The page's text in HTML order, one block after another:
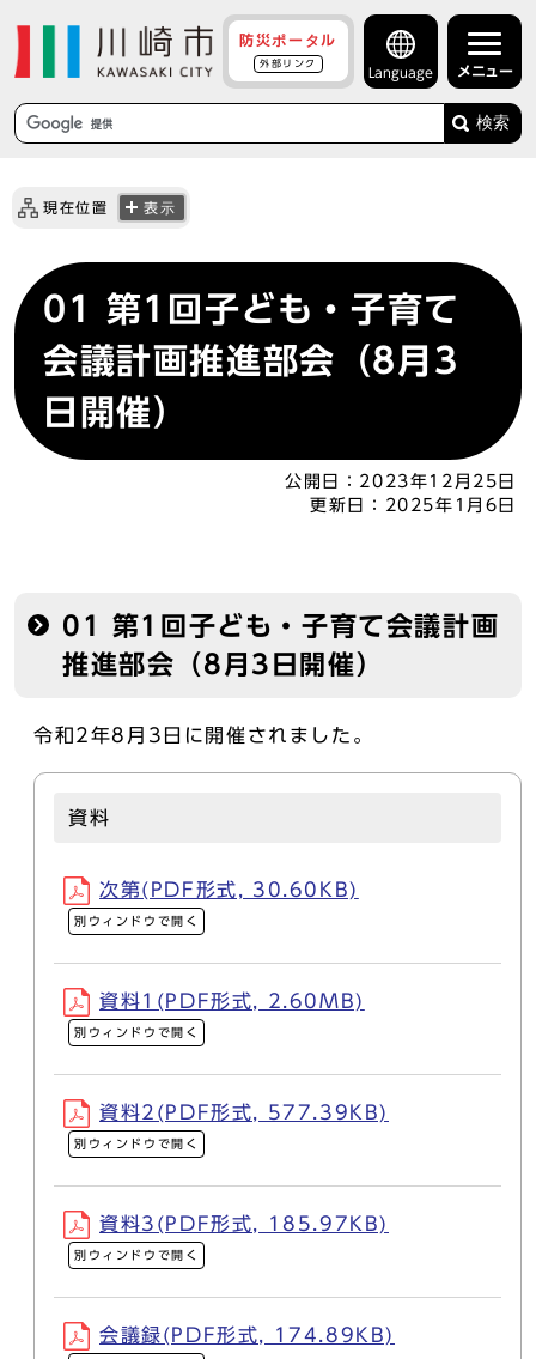
防災ポータル
外部リンク
Language メニュー
検索
現在位置 表示
01 第1回子ども・子育て
会議計画推進部会（8月3
日開催）
公開日： 2023年12月25日
更新日：
2025年1月6日
01 第1回子ども・子育て会議計画
推進部会（8月3日開催）
令和2年8月3日に開催されました。
資料
次第(PDF形式, 30.60KB)
別ウィンドウで開く
資料1(PDF形式, 2.60MB)
別ウィンドウで開く
資料2(PDF形式, 577.39KB)
別ウィンドウで開く
資料3(PDF形式, 185.97KB)
別ウィンドウで開く
会議録(PDF形式, 174.89KB)